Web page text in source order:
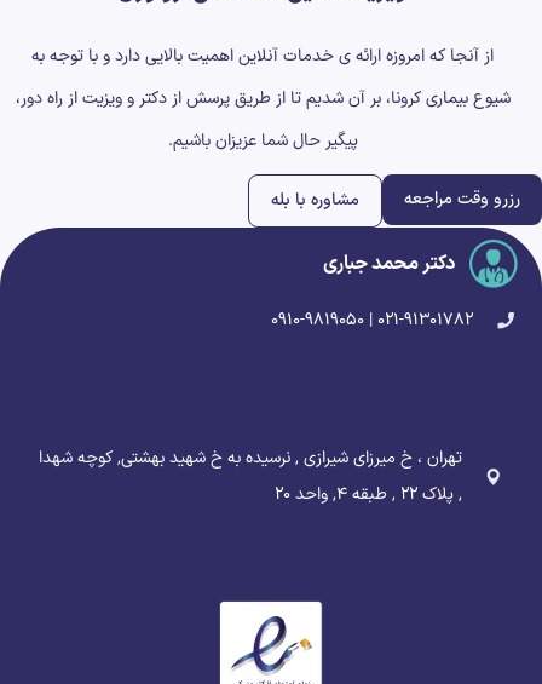
از آنجا که امروزه ارائه ی خدمات آنلاین اهمیت بالایی دارد و با توجه به
شیوع بیماری کرونا، بر آن شدیم تا از طریق پرسش از دکتر و ویزیت از راه دور،
پیگیر حال شما عزیزان باشیم.
رزرو وقت مراجعه مشاوره با بله
دکتر محمد جباری
۰۲۱-۹۱۳۰۱۷۸۲ | ۰۹۱۰-۹۸۱۹۰۵۰
تهران ، خ میرزای شیرازی , نرسیده به خ شهید بهشتی, کوچه شهدا
, پلاک ۲۲ , طبقه ۴, واحد ۲۰